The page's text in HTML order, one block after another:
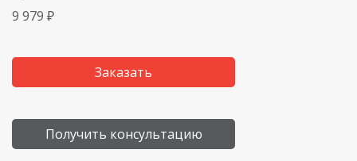
9 979 ₽
Заказать
Получить консультацию